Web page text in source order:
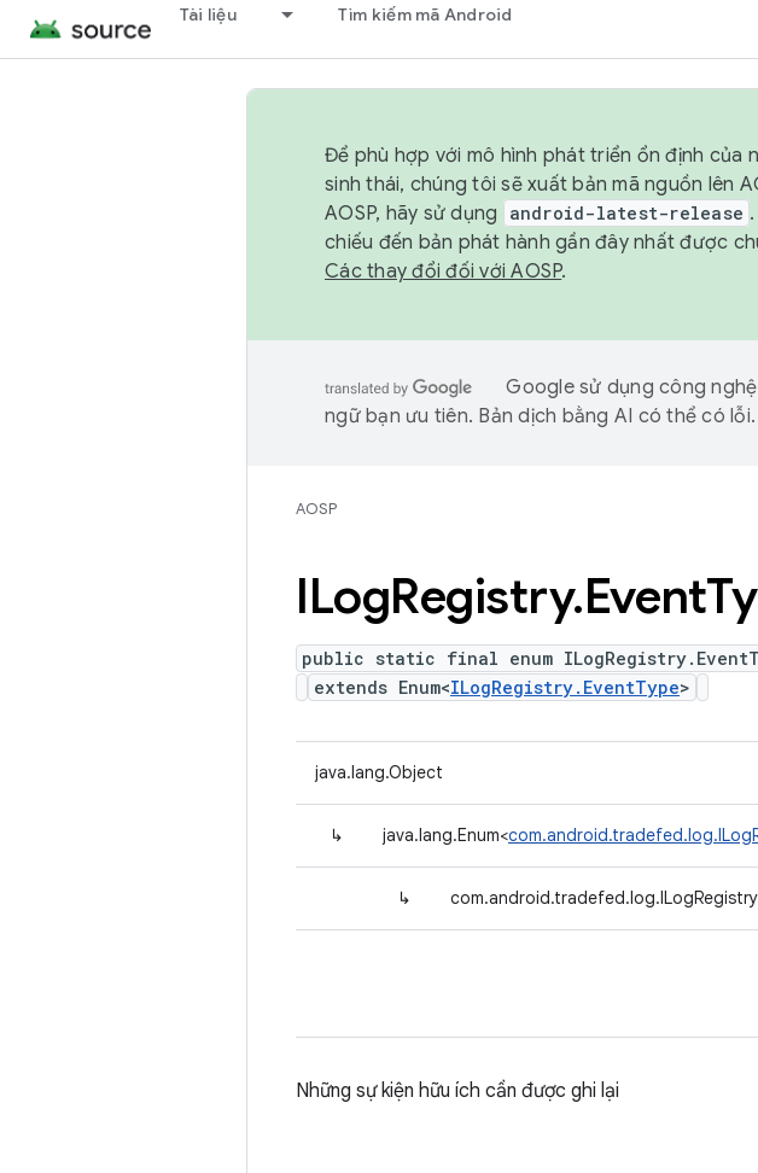
Tài liệu Tìm kiếm mã Android
Để phù hợp với mô hình phát triển ổn định của
sinh thái, chúng tôi sẽ xuất bản mã nguồn lên
AOSP, hãy sử dụng
android-latest-release
chiếu đến bản phát hành gần đây nhất được
Các thay đổi đối với AOSP.
Google sử dụng công
ngữ bạn ưu tiên. Bản dịch bằng AI có thể có lỗi.
AOSP
ILogRegistry.Event
public static final enum
extends Enum<ILogRegistry.EventType>
java.lang.Object
↳ java.lang.Enum<
↳
Những sự kiện hữu ích cần được ghi lại